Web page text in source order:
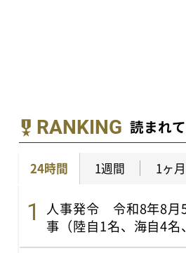
RANKING 読まれ
24時間 1週間 1ヶ月
人事発令 令和8年8月
事（陸自1名、海自4名